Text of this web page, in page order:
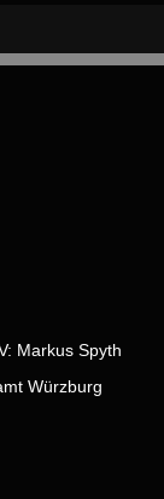
Markus Spyth
Würzburg